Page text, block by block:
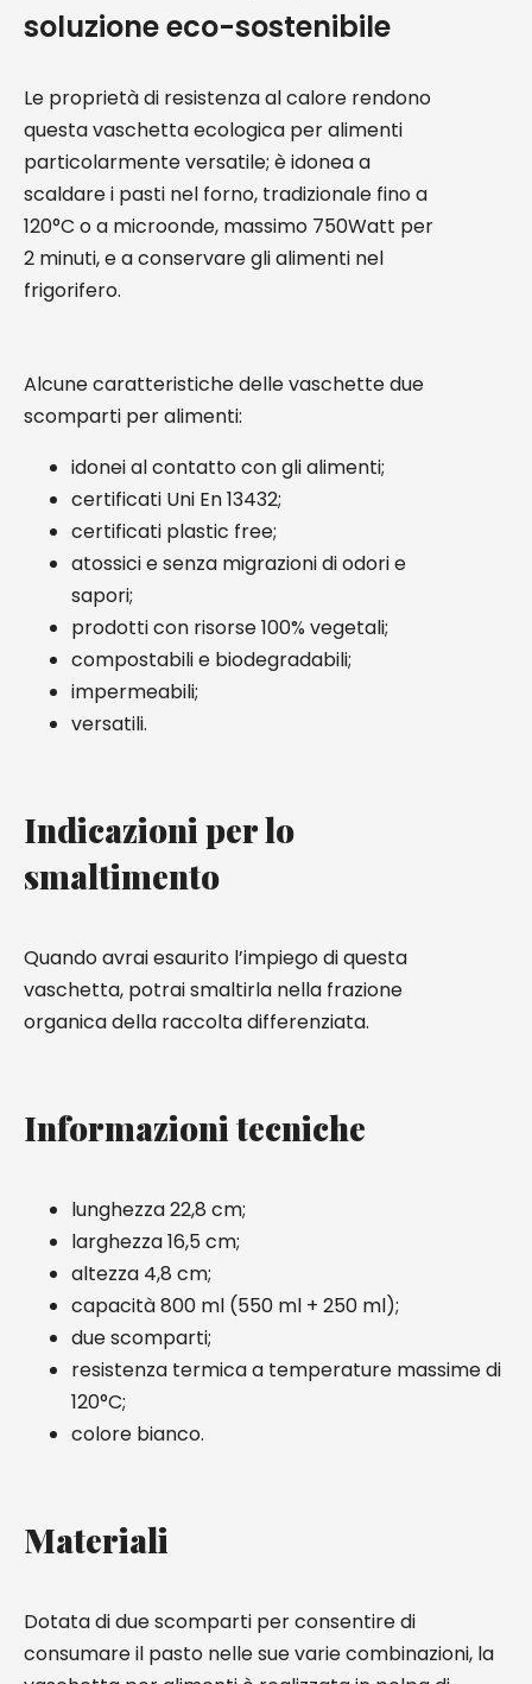
soluzione eco-sostenibile
Le proprietà di resistenza al calore rendono
questa vaschetta ecologica per alimenti
particolarmente versatile; è idonea a
scaldare i pasti nel forno, tradizionale fino a
120°C o a microonde, massimo 750Watt per
2 minuti, e a conservare gli alimenti nel
frigorifero.
Alcune caratteristiche delle vaschette due
scomparti per alimenti:
idonei al contatto con gli alimenti;
certificati Uni En 13432;
certificati plastic free;
atossici e senza migrazioni di odori e
sapori;
prodotti con risorse 100% vegetali;
compostabili e biodegradabili;
impermeabili;
versatili.
Indicazioni per lo
smaltimento
Quando avrai esaurito l’impiego di questa
vaschetta, potrai smaltirla nella frazione
organica della raccolta differenziata.
Informazioni tecniche
lunghezza 22,8 cm;
larghezza 16,5 cm;
altezza 4,8 cm;
capacità 800 ml (550 ml + 250 ml);
due scomparti;
resistenza termica a temperature massime di
120°C;
colore bianco.
Materiali
Dotata di due scomparti per consentire di
consumare il pasto nelle sue varie combinazioni, la